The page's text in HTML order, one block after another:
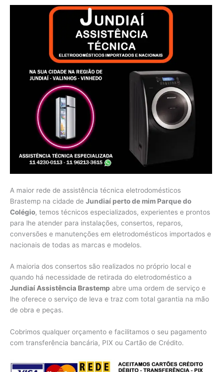
A maior rede de assistência técnica eletrodomésticos
Brastemp na cidade de Jundiaí perto de mim Parque do
Colégio, temos técnicos especializados, experientes e prontos
para lhe atender para instalações, consertos, reparos,
conversões e manutenções em eletrodomésticos importados e
nacionais de todas as marcas e modelos.
A maioria dos consertos são realizados no próprio local e
quando há necessidade de retirada do eletrodoméstico a
Jundiaí Assistência Brastemp abre uma ordem de serviço e
lhe oferece o serviço de leva e traz com total garantia na mão
de obra e peças.
Cobrimos qualquer orçamento e facilitamos o seu pagamento
com transferência bancária, PIX ou Cartão de Crédito.